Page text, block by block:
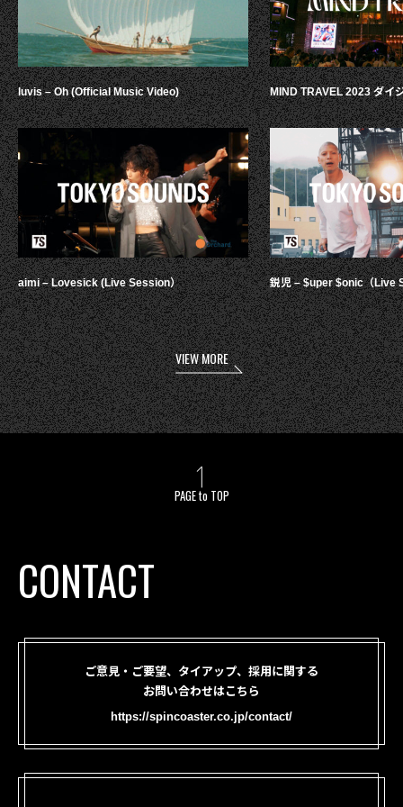
luvis – Oh (Official Music Video)
aimi – Lovesick (Live Session）
MIND TRAVEL 2023 ダイ
鋭児 – $uper $onic（Live
VIEW MORE
PAGE to TOP
CONTACT
ご意見・ご要望、タイアップ、採用に関する
お問い合わせはこちら
https://spincoaster.co.jp/contact/